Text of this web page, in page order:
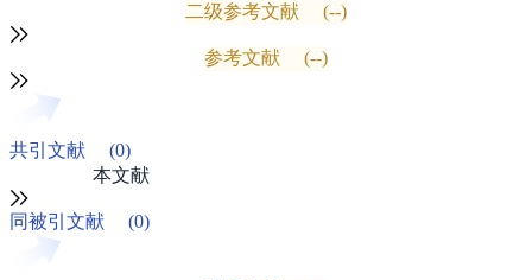
二级参考文献 (--)
参考文献 (--)
共引文献
(0)
本文献
同被引文献 (0)